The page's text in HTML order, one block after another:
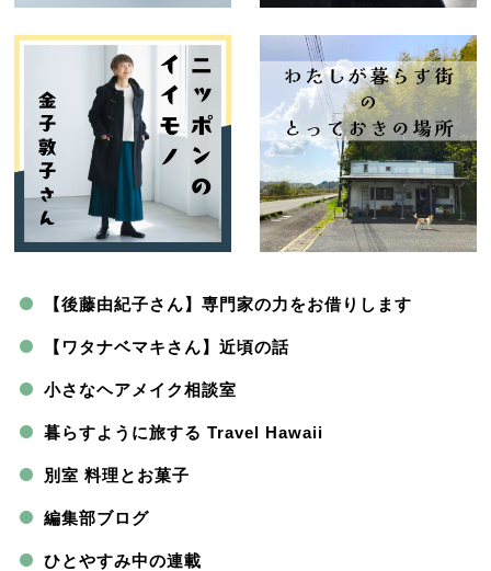
【後藤由紀子さん】専門家の力をお借りします
【ワタナベマキさん】近頃の話
小さなヘアメイク相談室
暮らすように旅する Travel Hawaii
別室 料理とお菓子
編集部ブログ
ひとやすみ中の連載